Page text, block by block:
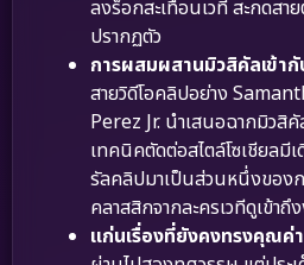
ลงร็อกสะเทือนเวที สะกดส
ปรากฏตัว
การผสมผสานมิวสิคัลเข้า
สายวิดีโอคลิปอย่าง
Perez Jr. นำเสนอฉากมิวสิคั
เทคนิคตัดต่อสไตล์โซเชียลมี
รัลคลิปมาเป็นส่วนหนึ่งของก
คลาสสิกจากละครเวทีดูเข้า
แก่นเรื่องที่ยังคงทรงคุณค่